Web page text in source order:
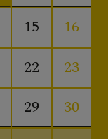
15
16
22
23
29
30